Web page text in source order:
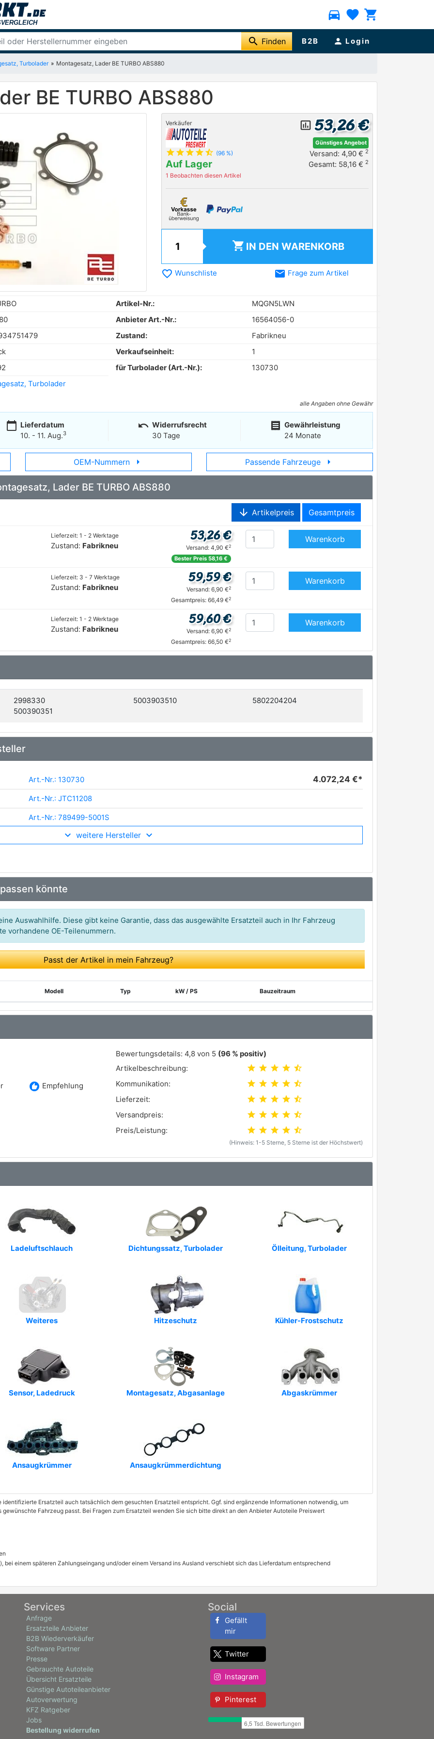
directions_car favorite shopping_cart
search Finden B2B person Login
Turbolader Montagesatz, Lader BE TURBO ABS880
BE TURBO ABS880
Verkäufer
star star star star star_half (96 %)
Auf Lager
1 Beobachten diesen Artikel
insert_chart_outlined 53,26 €
Günstiges Angebot
Versand: 4,90 € 2
Gesamt: 58,16 € 2
shopping_cart IN DEN WARENKORB
favorite_border Wunschliste email Frage zum Artikel
Artikel-Nr.:
MQGN5LWN
Anbieter Art.-Nr.:
16564056-0
Zustand:
Fabrikneu
Verkaufseinheit:
1
für Turbolader (Art.-Nr.):
130730
Turbolader
alle Angaben ohne Gewähr
calendar_today Lieferdatum
10. - 11. Aug.3
undo Widerrufsrecht
30 Tage
receipt Gewährleistung
24 Monate
OEM-Nummern arrow_right Passende Fahrzeuge arrow_right
Lader BE TURBO ABS880
arrow_downward Artikelpreis Gesamtpreis
Lieferzeit: 1 - 2 Werktage
Zustand: Fabrikneu
53,26 €
Versand: 4,90 €2
Bester Preis 58,16 €
Warenkorb
Lieferzeit: 3 - 7 Werktage
Zustand: Fabrikneu
59,59 €
Versand: 6,90 €2
Gesamtpreis: 66,49 €2
Warenkorb
Lieferzeit: 1 - 2 Werktage
Zustand: Fabrikneu
59,60 €
Versand: 6,90 €2
Gesamtpreis: 66,50 €2
Warenkorb
2998330 5003903510
5802204204
500390351
Art.-Nr.: 130730 4.072,24 €*
Art.-Nr.: JTC11208
Art.-Nr.: 789499-5001S
Art.-Nr.: 3768323weitere Hersteller
könnte
Auswahlhilfe. Diese gibt keine Garantie, dass das ausgewählte Ersatzteil auch in Ihr Fahrzeug
vorhandene OE-Teilenummern.
Passt der Artikel in mein Fahrzeug?
Modell Typ kW / PS Bauzeitraum
recommend Empfehlung
Bewertungsdetails: 4,8 von 5 (96 % positiv)
Artikelbeschreibung:
star star star star star_half
Kommunikation: star star star star star_half
Lieferzeit: star star star star star_half
Versandpreis: star star star star star_half
Preis/Leistung: star star star star star_half
(Hinweis: 1-5 Sterne, 5 Sterne ist der Höchstwert)
Ladeluftschlauch Dichtungssatz, Turbolader Ölleitung, Turbolader
Weiteres Hitzeschutz Kühler-Frostschutz
Sensor, Ladedruck Montagesatz, Abgasanlage Abgaskrümmer
Ansaugkrümmer Ansaugkrümmerdichtung
Ersatzteil auch tatsächlich dem gesuchten Ersatzteil entspricht. Ggf. sind ergänzende Informationen notwendig, um
Fahrzeug passt. Bei Fragen zum Ersatzteil wenden Sie sich bitte direkt an den Anbieter Autoteile Preiswert
bei einem späteren Zahlungseingang und/oder einem Versand ins Ausland verschiebt sich das Lieferdatum entsprechend
Services
Anfrage
Ersatzteile Anbieter
B2B Wiederverkäufer
Software Partner
Presse
Gebrauchte Autoteile
Übersicht Ersatzteile
Günstige Autoteileanbieter
Autoverwertung
KFZ Ratgeber
Jobs
Bestellung widerrufen
Social
Gefällt
mir
Twitter
Instagram
Pinterest